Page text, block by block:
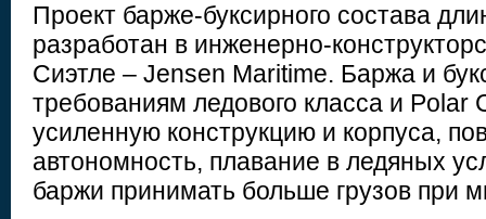
Проект барже-буксирного состава
разработан в инженерно-
Сиэтле – Jensen Maritime. Баржа и
требованиям ледового класса и Polar
усиленную конструкцию и корпуса,
автономность, плавание в ледяных
баржи принимать больше грузов при